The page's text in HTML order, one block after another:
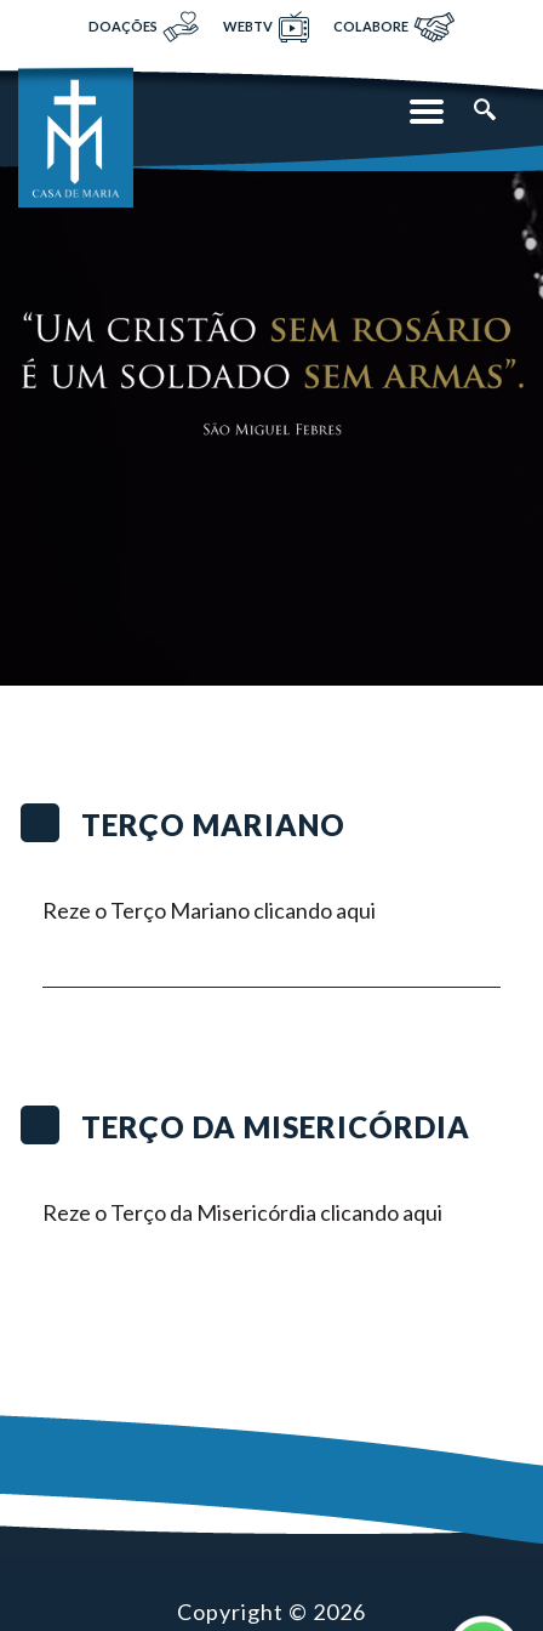
DOAÇÕES WEBTV COLABORE
TERÇO MARIANO
Reze o Terço Mariano clicando aqui
TERÇO DA MISERICÓRDIA
Reze o Terço da Misericórdia clicando aqui
Copyright © 2026